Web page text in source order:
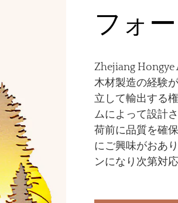
フォ
Zhejiang Hongye
木材製造の経験
立して輸出する
ムによって設計
荷前に品質を確
にご興味がおあ
ンになり次第対